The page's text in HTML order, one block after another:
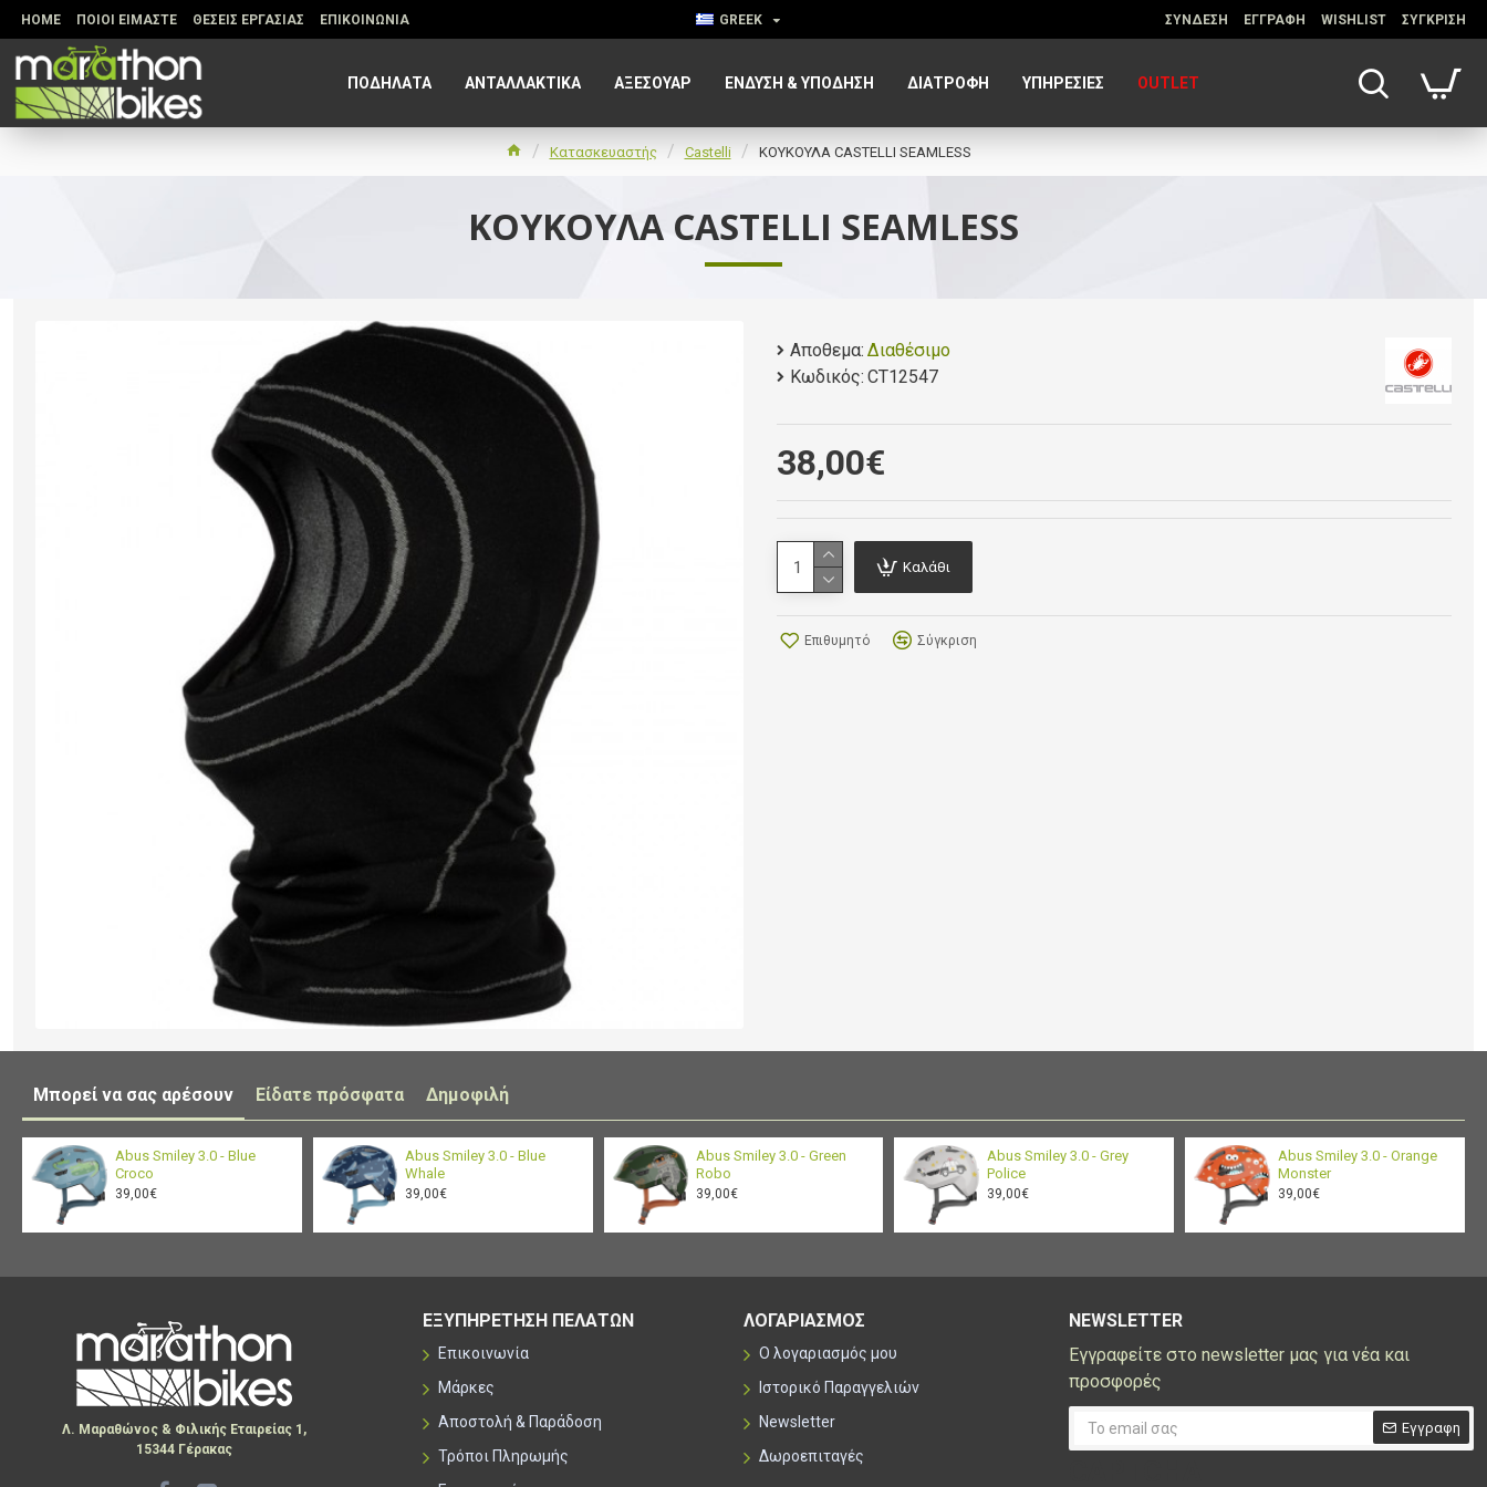
HOME ΠΟΙΟΙ ΕΙΜΑΣΤΕ ΘΕΣΕΙΣ ΕΡΓΑΣΙΑΣ ΕΠΙΚΟΙΝΩΝΙΑ GREEK ΣΥΝΔΕΣΗ ΕΓΓΡΑΦΗ WISHLIST ΣΥΓΚΡΙΣΗ
ΠΟΔΗΛΑΤΑ ΑΝΤΑΛΛΑΚΤΙΚΑ ΑΞΕΣΟΥΆΡ ΈΝΔΥΣΗ & ΥΠΌΔΗΣΗ ΔΙΑΤΡΟΦΉ ΥΠΗΡΕΣΊΕΣ OUTLET
Κατασκευαστής Castelli ΚΟΥΚΟΥΛΑ CASTELLI SEAMLESS
ΚΟΥΚΟΥΛΑ CASTELLI SEAMLESS
Αποθεμα: Διαθέσιμο
Κωδικός: CT12547
38,00€
Καλάθι
Επιθυμητό Σύγκριση
Μπορεί να σας αρέσουν Είδατε πρόσφατα Δημοφιλή
Abus Smiley 3.0 - Blue
Croco
39,00€
Abus Smiley 3.0 - Blue
Whale
39,00€
Abus Smiley 3.0 - Green
Robo
39,00€
Abus Smiley 3.0 - Grey
Police
39,00€
Abus Smiley 3.0 - Orange
Monster
39,00€
Λ. Μαραθώνος & Φιλικής Εταιρείας 1,
15344 Γέρακας
ΕΞΥΠΗΡΕΤΗΣΗ ΠΕΛΑΤΩΝ
Επικοινωνία
Μάρκες
Αποστολή & Παράδοση
Τρόποι Πληρωμής
ΛΟΓΑΡΙΑΣΜΟΣ
Ο λογαριασμός μου
Ιστορικό Παραγγελιών
Newsletter
Δωροεπιταγές
NEWSLETTER
Εγγραφείτε στο newsletter μας για νέα και
προσφορές
Εγγραφη